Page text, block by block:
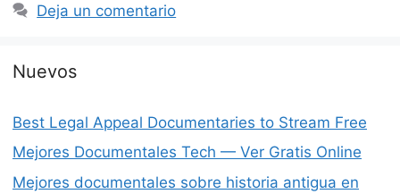
Deja un comentario
Nuevos
Best Legal Appeal Documentaries to Stream Free
Mejores Documentales Tech — Ver Gratis Online
Mejores documentales sobre historia antigua en